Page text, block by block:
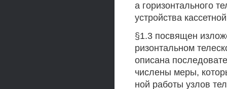
а горизонтального
устройства
§1.3 посвящен
ризонтальном
описана
числены меры,
ной работы узлов